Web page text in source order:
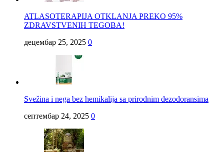
ATLASOTERAPIJA OTKLANJA PREKO 95%
ZDRAVSTVENIH TEGOBA!
децембар 25, 2025 0
Svežina i nega bez hemikalija sa prirodnim dezodoransima
септембар 24, 2025 0